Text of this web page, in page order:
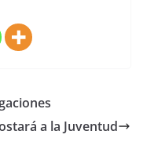
a la Juventud